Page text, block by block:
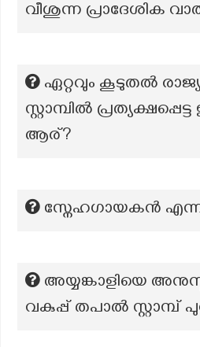
വീശുന്ന പ്രാദേശിക
ഏറ്റവും കൂടുതൽ
സ്റ്റാമ്പിൽ
ആര്?
സ്നേഹഗായകന്‍
അയ്യങ്കാളിയെ
വകുപ്പ് തപാൽ സ്റ്റാമ്പ്